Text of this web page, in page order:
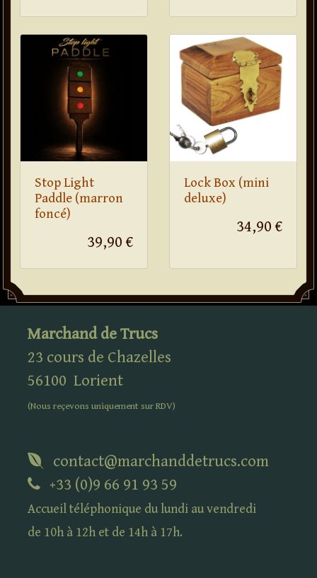
Stop Light
Paddle (marron
foncé)
39,90 €
Lock Box (mini
deluxe)
34,90 €
Marchand de Trucs
23 cours de Chazelles
56100 Lorient
(Nous reçevons uniquement surRDV)
contact@marchanddetrucs.com
+33 (0)9 66 91 93 59
Accueil téléphonique du lundi au vendredi
de 10h à 12h et de 14h à 17h.